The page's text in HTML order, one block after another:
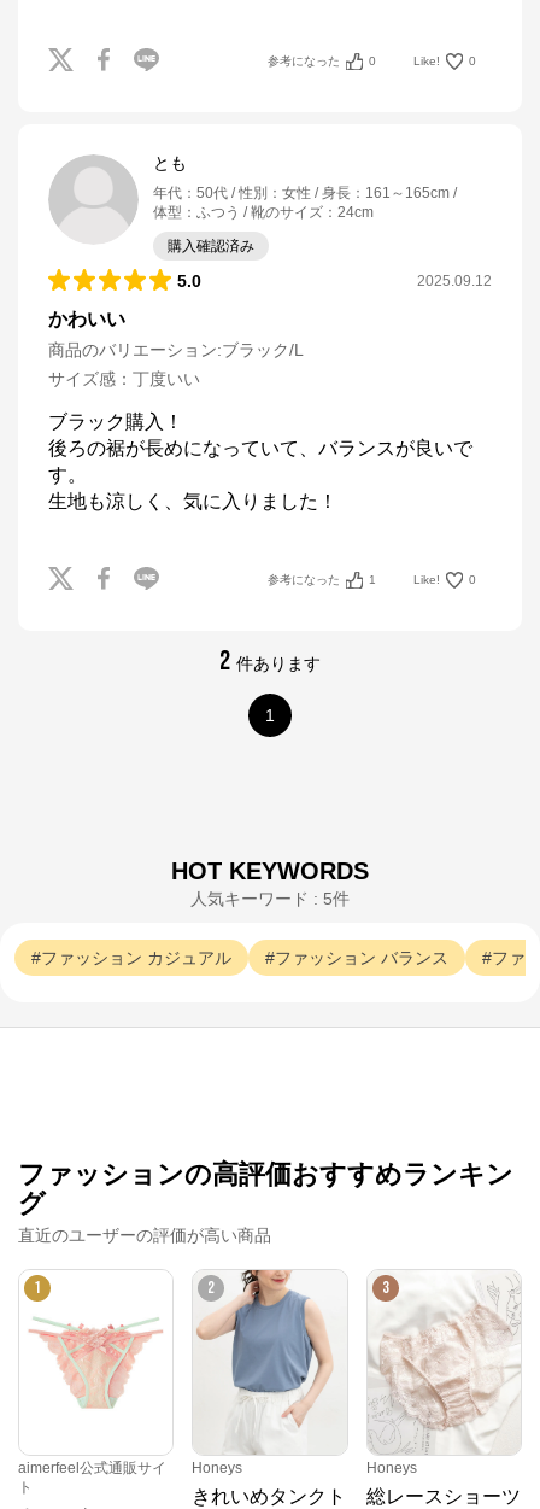
参考になった 0 Like! 0
とも
年代 ： 50代 性別 ： 女性 身長 ： 161～165cm
体型 ： ふつう 靴のサイズ ： 24cm
購入確認済み
5.0 2025.09.12
かわいい
商品のバリエーション:ブラック/L
サイズ感 ： 丁度いい
ブラック購入！
後ろの裾が長めになっていて、バランスが良いで
す。
生地も涼しく、気に入りました！
参考になった 1 Like! 0
2 件あります
1
HOT KEYWORDS
人気キーワード : 5件
ファッション カジュアル ファッション バランス ファ
ファッションの高評価おすすめランキン
グ
直近のユーザーの評価が高い商品
1
aimerfeel公式通販サイ
ト
2
Honeys
きれいめタンクト
3
Honeys
総レースショーツ